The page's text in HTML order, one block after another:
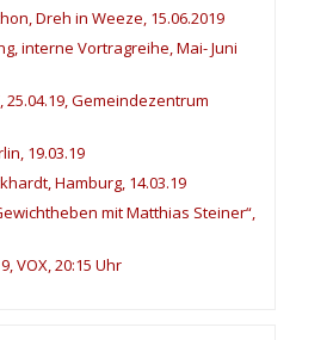
Dreh in Weeze, 15.06.2019
interne Vortragreihe, Mai- Juni
25.04.19, Gemeindezentrum
19.03.19
Hamburg, 14.03.19
mit Matthias Steiner“,
VOX, 20:15 Uhr